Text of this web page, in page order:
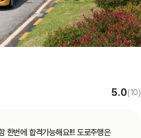
5.0(10)
한번에 합격가능해요!!! 도로주행은